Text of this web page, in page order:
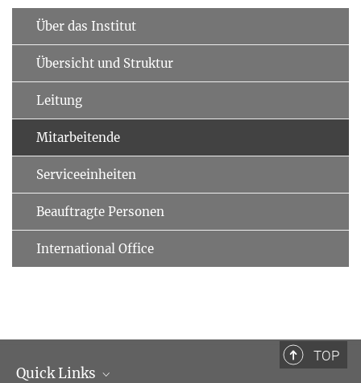
Über das Institut
Übersicht und Struktur
Leitung
Mitarbeitende
Serviceeinheiten
Beauftragte Personen
International Office
TOP
Quick Links